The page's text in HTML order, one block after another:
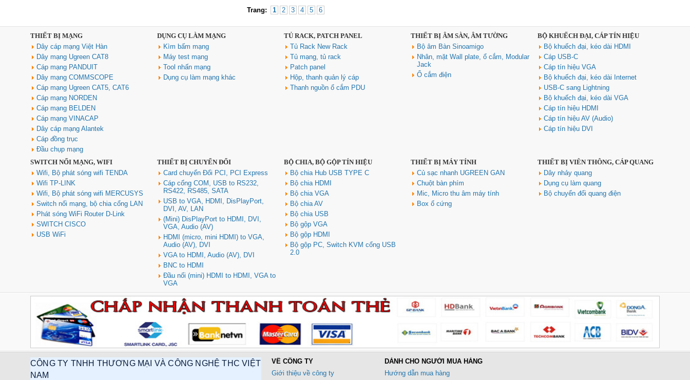
Trang: 1 2 3 4 5 6
Hub USB Type C Groovy Robot
Uno 6 in 1 ra USB-C, USB-A 3.2,
THIẾT BỊ MẠNG
Dây cáp mạng Việt Hàn
Dây mạng Ugreen CAT8
Cáp mạng PANDUIT
Dây mạng COMMSCOPE
Cáp mạng Ugreen CAT5, CAT6
Cáp mạng NORDEN
Cáp mạng BELDEN
Cáp mạng VINACAP
Dây cáp mạng Alantek
Cáp đồng trục
Đầu chụp mạng
DỤNG CỤ LÀM MẠNG
Kìm bấm mạng
Máy test mạng
Tool nhấn mạng
Dụng cụ làm mạng khác
TỦ RACK, PATCH PANEL
Tủ Rack New Rack
Tủ mạng, tủ rack
Patch panel
Hộp, thanh quản lý cáp
Thanh nguồn ổ cắm PDU
THIẾT BỊ ÂM SÀN, ÂM TƯỜNG
Bộ âm Bàn Sinoamigo
Nhân, mặt Wall plate, ổ cắm, Modular
Jack
Ổ cắm điện
BỘ KHUẾCH ĐẠI, CÁP TÍN HIỆU
Bộ khuếch đại, kéo dài HDMI
Cáp USB-C
Cáp tín hiệu VGA
Bộ khuếch đại, kéo dài Internet
USB-C sang Lightning
Bộ khuếch đại, kéo dài VGA
Cáp tín hiệu HDMI
Cáp tín hiệu AV (Audio)
Cáp tín hiệu DVI
SWITCH NỐI MẠNG, WIFI
Wifi, Bộ phát sóng wifi TENDA
Wifi TP-LINK
Wifi, Bộ phát sóng wifi MERCUSYS
Switch nối mạng, bộ chia cổng LAN
Phát sóng WiFi Router D-Link
SWITCH CISCO
USB WiFi
THIẾT BỊ CHUYỂN ĐỔI
Card chuyển Đổi PCI, PCI Express
Cáp cổng COM, USB to RS232,
RS422, RS485, SATA
USB to VGA, HDMI, DisPlayPort,
DVI, AV, LAN
(Mini) DisPlayPort to HDMI, DVI,
VGA, Audio (AV)
HDMI (micro, mini HDMI) to VGA,
Audio (AV), DVI
VGA to HDMI, Audio (AV), DVI
BNC to HDMI
Đầu nối (mini) HDMI to HDMI, VGA to
VGA
BỘ CHIA, BỘ GỘP TÍN HIỆU
Bộ chia Hub USB TYPE C
Bộ chia HDMI
Bộ chia VGA
Bộ chia AV
Bộ chia USB
Bộ gộp VGA
Bộ gộp HDMI
Bộ gộp PC, Switch KVM cổng USB
2.0
THIẾT BỊ MÁY TÍNH
Củ sạc nhanh UGREEN GAN
Chuột bàn phím
Mic, Micro thu âm máy tính
Box ổ cứng
THIẾT BỊ VIỄN THÔNG, CÁP QUANG
Dây nhảy quang
Dụng cụ làm quang
Bộ chuyển đổi quang điện
CÔNG TY TNHH THƯƠNG MẠI VÀ CÔNG NGHỆ THC VIỆT
NAM
VỀ CÔNG TY
Giới thiệu về công ty
DÀNH CHO NGƯỜI MUA HÀNG
Hướng dẫn mua hàng